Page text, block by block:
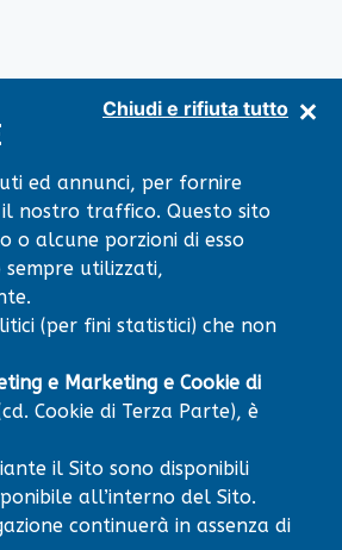
Chiudi e rifiuta tutto
ed annunci, per fornire
nostro traffico. Questo sito
o alcune porzioni di esso
utilizzati,
(per fini statistici) che non
e Marketing e Cookie di
Cookie di Terza Parte), è
il Sito sono disponibili
all’interno del Sito.
continuerà in assenza di
Diagnostico
RISORGIMENTO snc
Leaflet © OpenStreetMap contributors